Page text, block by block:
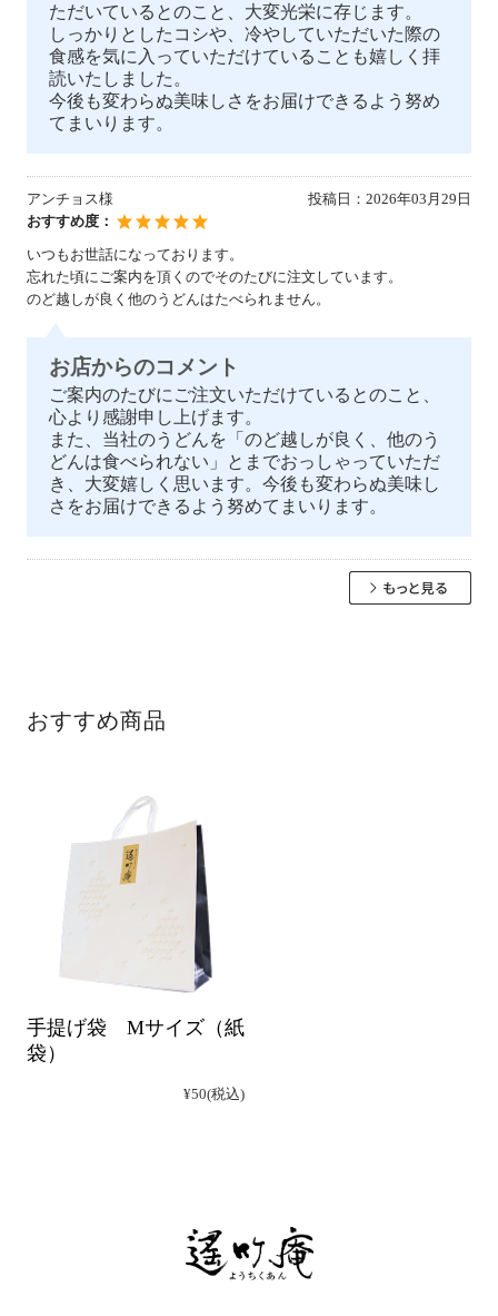
ただいているとのこと、大変光栄に存じます。
しっかりとしたコシや、冷やしていただいた際の
食感を気に入っていただけていることも嬉しく拝
読いたしました。
今後も変わらぬ美味しさをお届けできるよう努め
てまいります。
アンチョス様 投稿日： 2026年03月29日
おすすめ度：
いつもお世話になっております。
忘れた頃にご案内を頂くのでそのたびに注文しています。
のど越しが良く他のうどんはたべられません。
お店からのコメント
ご案内のたびにご注文いただけているとのこと、
心より感謝申し上げます。
また、当社のうどんを「のど越しが良く、他のう
どんは食べられない」とまでおっしゃっていただ
き、大変嬉しく思います。今後も変わらぬ美味し
さをお届けできるよう努めてまいります。
おすすめ商品
手提げ袋 Mサイズ（紙
袋）
¥50(税込)